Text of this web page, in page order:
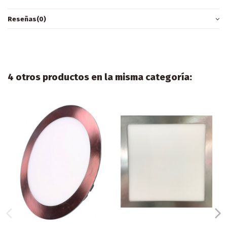
Reseñas(0)
4 otros productos en la misma categoría: